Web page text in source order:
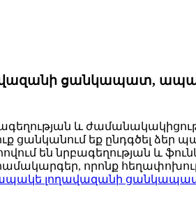
ցանկապատ,
և
եք ընդգծել ձեր
նրբագեղության և
որոնք
լողավազանի